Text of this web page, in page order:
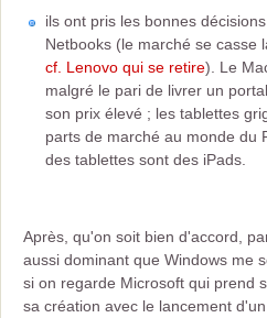
ils ont pris les bonnes
Netbooks (le marché se casse
cf. Lenovo qui se retire). Le
malgré le pari de livrer un
son prix élevé ; les tablettes
parts de marché au monde du
des tablettes sont des iPads.
Après, qu'on soit bien d'accord,
aussi dominant que Windows me
si on regarde Microsoft qui prend
sa création avec le lancement